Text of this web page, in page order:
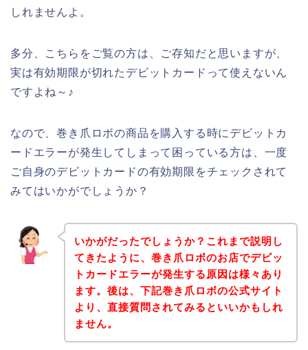
しれませんよ。
多分、こちらをご覧の方は、ご存知だと思いますが、
実は有効期限が切れたデビットカードって使えないん
ですよね～♪
なので、巻き爪ロボの商品を購入する時にデビットカ
ードエラーが発生してしまって困っている方は、一度
ご自身のデビットカードの有効期限をチェックされて
みてはいかがでしょうか？
いかがだったでしょうか？これまで説明し
てきたように、巻き爪ロボのお店でデビッ
トカードエラーが発生する原因は様々あり
ます。後は、下記巻き爪ロボの公式サイト
より、直接質問されてみるといいかもしれ
ません。